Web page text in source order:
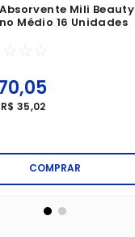
Mili Beauty
Médio 16 Unidades
☆ ☆ ☆
,05
R$ 35,02
COMPRAR